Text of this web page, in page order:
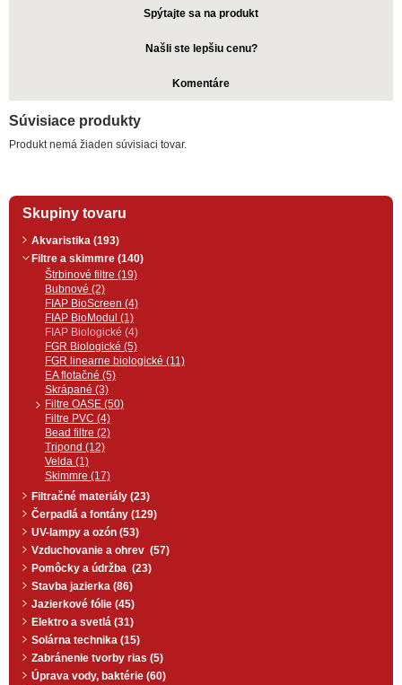
Spýtajte sa na produkt
Našli ste lepšiu cenu?
Komentáre
Súvisiace produkty
Produkt nemá žiaden súvisiaci tovar.
Skupiny tovaru
Akvaristika (193)
Filtre a skimmre (140)
Štrbinové filtre (19)
Bubnové (2)
FIAP BioScreen (4)
FIAP BioModul (1)
FIAP Biologické (4)
FGR Biologické (5)
FGR linearne biologické (11)
EA flotačné (5)
Skrápané (3)
Filtre OASE (50)
Filtre PVC (4)
Bead filtre (2)
Tripond (12)
Velda (1)
Skimmre (17)
Filtračné materiály (23)
Čerpadlá a fontány (129)
UV-lampy a ozón (53)
Vzduchovanie a ohrev (57)
Pomôcky a údržba (23)
Stavba jazierka (86)
Jazierkové fólie (45)
Elektro a svetlá (31)
Solárna technika (15)
Zabránenie tvorby rias (5)
Úprava vody, baktérie (60)